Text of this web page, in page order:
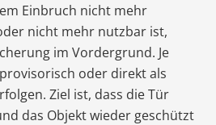
Einbruch nicht mehr
nicht mehr nutzbar ist,
im Vordergrund. Je
oder direkt als
Ziel ist, dass die Tür
das Objekt wieder geschützt